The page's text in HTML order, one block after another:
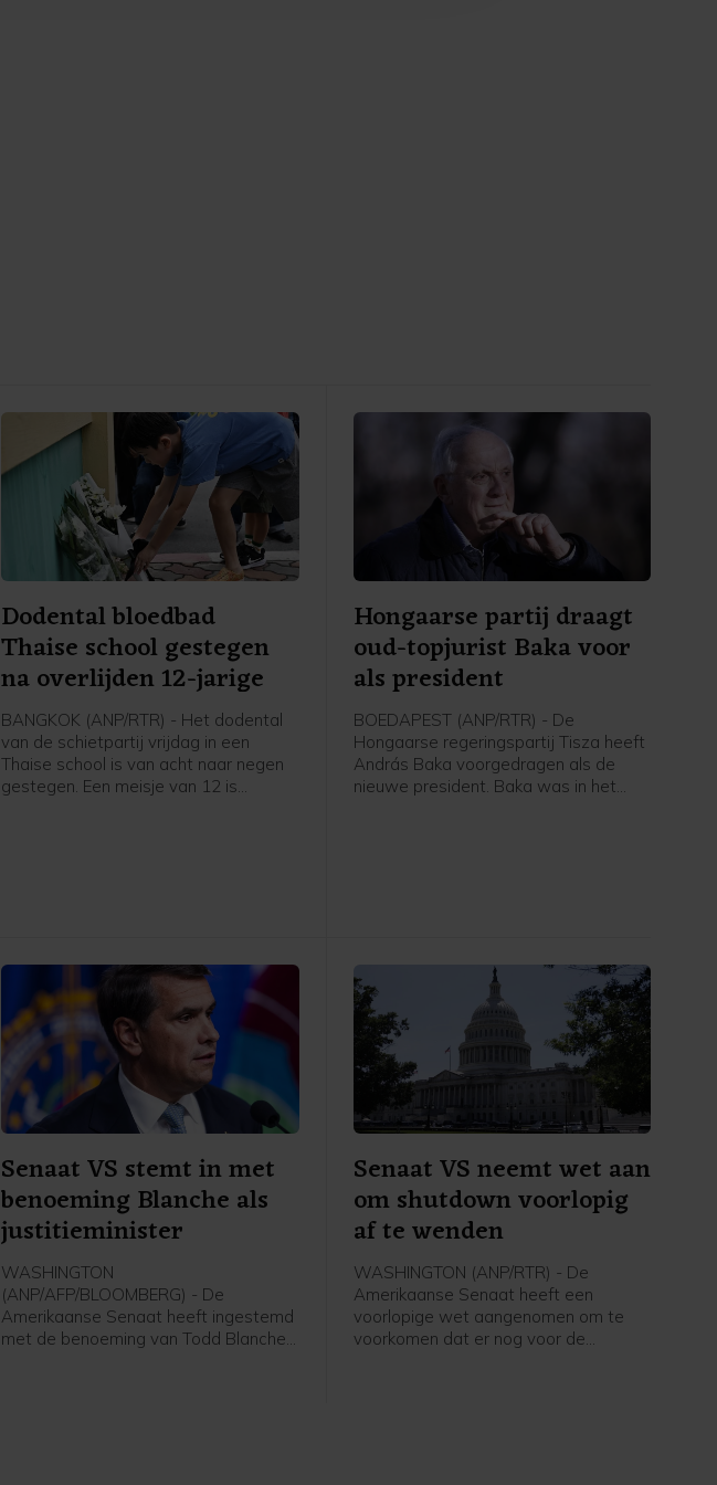
Dodental bloedbad
Thaise school gestegen
na overlijden 12-jarige
BANGKOK (ANP/RTR) - Het dodental
van de schietpartij vrijdag in een
Thaise school is van acht naar negen
gestegen. Een meisje van 12 is
Hongaarse partij draagt
oud-topjurist Baka voor
als president
BOEDAPEST (ANP/RTR) - De
Hongaarse regeringspartij Tisza heeft
András Baka voorgedragen als de
nieuwe president. Baka was in het
Senaat VS stemt in met
benoeming Blanche als
justitieminister
WASHINGTON
(ANP/AFP/BLOOMBERG) - De
Amerikaanse Senaat heeft ingestemd
met de benoeming van Todd Blanche
Senaat VS neemt wet aan
om shutdown voorlopig
af te wenden
WASHINGTON (ANP/RTR) - De
Amerikaanse Senaat heeft een
voorlopige wet aangenomen om te
voorkomen dat er nog voor de